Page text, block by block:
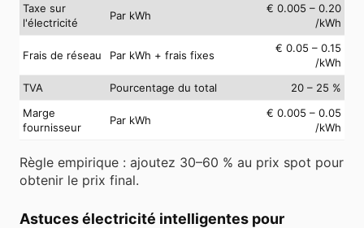
Taxe sur
l'électricité
Par kWh
€ 0.005 – 0.20
/kWh
Frais de réseau Par kWh + frais fixes
€ 0.05 – 0.15
/kWh
TVA
Pourcentage du total
20 – 25 %
Marge
fournisseur
Par kWh
€ 0.005 – 0.05
/kWh
Règle empirique : ajoutez 30–60 % au prix spot pour
obtenir le prix final.
Astuces électricité intelligentes pour